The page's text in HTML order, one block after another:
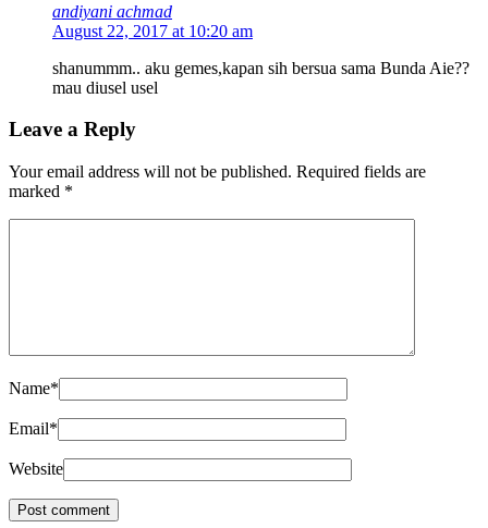
andiyani achmad
August 22, 2017 at 10:20 am
shanummm.. aku gemes,kapan sih bersua sama Bunda Aie??
mau diusel usel
Leave a Reply
Your email address will not be published. Required fields are
marked *
Name*
Email*
Website